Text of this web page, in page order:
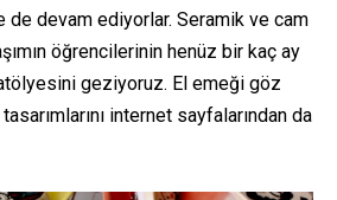
de devam ediyorlar. Seramik ve cam
öğrencilerinin henüz bir kaç ay
geziyoruz. El emeği göz
internet sayfalarından da